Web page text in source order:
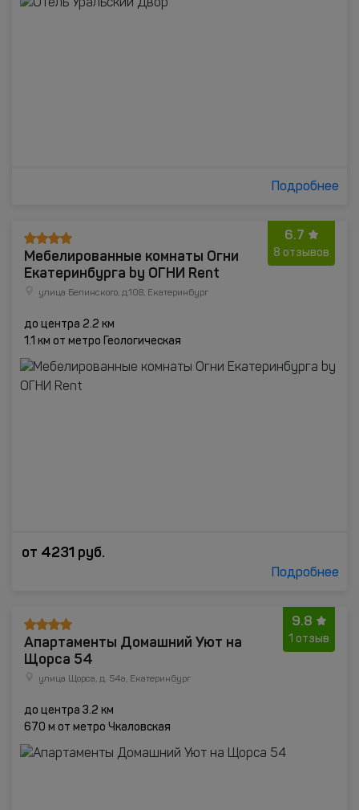
Подробнее
6.7
8 отзывов
Мебелированные комнаты Огни
Екатеринбурга by ОГНИ Rent
улица Белинского, д.108, Екатеринбург
до центра 2.2 км
1.1 км от метро Геологическая
от 4231 руб.
Подробнее
9.8
1 отзыв
Апартаменты Домашний Уют на
Щорса 54
улица Щорса, д. 54а, Екатеринбург
до центра 3.2 км
670 м от метро Чкаловская